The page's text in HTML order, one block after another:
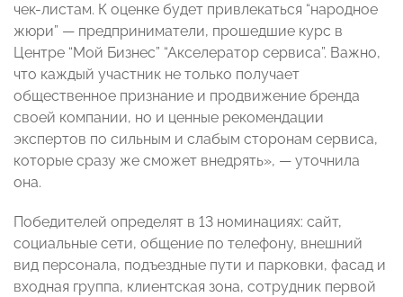
чек-листам. К оценке будет привлекаться “народное
жюри” — предприниматели, прошедшие курс в
Центре “Мой Бизнес” “Акселератор сервиса”. Важно,
что каждый участник не только получает
общественное признание и продвижение бренда
своей компании, но и ценные рекомендации
экспертов по сильным и слабым сторонам сервиса,
которые сразу же сможет внедрять», — уточнила
она.
Победителей определят в 13 номинациях: сайт,
социальные сети, общение по телефону, внешний
вид персонала, подъездные пути и парковки, фасад и
входная группа, клиентская зона, сотрудник первой